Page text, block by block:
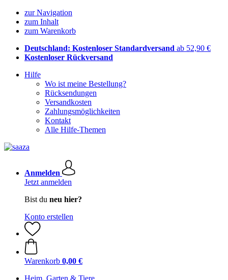
zur Navigation
zum Inhalt
zum Warenkorb
Deutschland: Kostenloser Standardversand ab 52,90 €
Kostenloser Rückversand
Hilfe
Wo ist meine Bestellung?
Rücksendungen
Versandkosten
Zahlungsmöglichkeiten
Kontakt
Alle Hilfe-Themen
Anmelden
Jetzt anmelden
Bist du neu hier?
Konto erstellen
Warenkorb 0,00 €
Heim, Garten & Tiere